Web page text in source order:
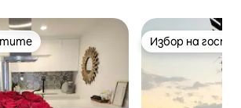
на гостите Избор на
Избор на